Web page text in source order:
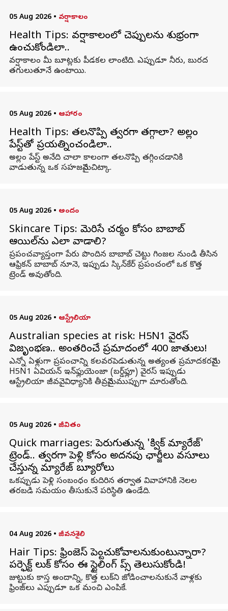
05 Aug 2026 • వర్షాకాలం
Health Tips: వర్షాకాలంలో చెప్పులను శుభ్రంగా
ఉంచుకోండిలా..
వర్షాకాలం మీ బూట్లకు పీడకల లాంటిది. ఎప్పుడూ నీరు, బురద
తగులుతూనే ఉంటాయి.
05 Aug 2026 • ఆహారం
Health Tips: తలనొప్పి త్వరగా తగ్గాలా? అల్లం
పేస్ట్‌తో ప్రయత్నించండిలా..
అల్లం పేస్ట్ అనేది చాలా కాలంగా తలనొప్పి తగ్గించడానికి
వాడుతున్న ఒక సహజమైన చిట్కా.
05 Aug 2026 • అందం
Skincare Tips: మెరిసే చర్మం కోసం బాబాబ్
ఆయిల్‌ను ఎలా వాడాలి?
ప్రపంచవ్యాప్తంగా పేరు పొందిన బాబాబ్ చెట్టు గింజల నుండి తీసిన
ఆఫ్రికన్ బాబాబ్ నూనె, ఇప్పుడు స్కిన్‌కేర్ ప్రపంచంలో ఒక కొత్త
ట్రెండ్ అవుతోంది.
05 Aug 2026 • ఆస్ట్రేలియా
Australian species at risk: H5N1 వైరస్
విజృంభణ.. అంతరించే ప్రమాదంలో 400 జాతులు!
ఎన్నో ఏళ్లుగా ప్రపంచాన్ని కలవరపెడుతున్న అత్యంత ప్రమాదకరమైన
H5N1 ఏవియన్ ఇన్‌ఫ్లుయెంజా (బర్డ్‌ఫ్లూ) వైరస్ ఇప్పుడు
ఆస్ట్రేలియా జీవవైవిధ్యానికి తీవ్రమైన ముప్పుగా మారుతోంది.
05 Aug 2026 • జీవితం
Quick marriages: పెరుగుతున్న 'క్విక్ మ్యారేజ్'
ట్రెండ్.. త్వరగా పెళ్లి కోసం అదనపు ఛార్జీలు వసూలు
చేస్తున్న మ్యారేజ్ బ్యూరోలు
ఒకప్పుడు పెళ్లి సంబంధం కుదిరిన తర్వాత వివాహానికి నెలల
తరబడి సమయం తీసుకునే పరిస్థితి ఉండేది.
04 Aug 2026 • జీవనశైలి
Hair Tips: ఫ్రింజెస్ పెట్టించుకోవాలనుకుంటున్నారా?
పర్ఫెక్ట్ లుక్ కోసం ఈ స్టైలింగ్ టిప్స్ తెలుసుకోండి!
జుట్టుకు కాస్త అందాన్ని, కొత్త లుక్‌ని జోడించాలనుకునే వాళ్లకు
ఫ్రింజ్‌లు ఎప్పుడూ ఒక మంచి ఎంపికే.